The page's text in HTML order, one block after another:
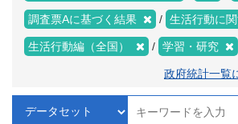
調査票Aに基づく結果 生活行動に
生活行動編（全国） 学習・研究
政府統計一覧